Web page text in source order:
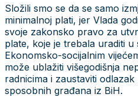
Složili smo se da se samo
minimalnoj plati, jer Vlada
svoje zakonsko pravo za
plate, koje je trebala uraditi u
Ekonomsko-socijalnim
može ublažiti višegodišnja
radnicima i zaustaviti
sposobnih građana iz BiH.